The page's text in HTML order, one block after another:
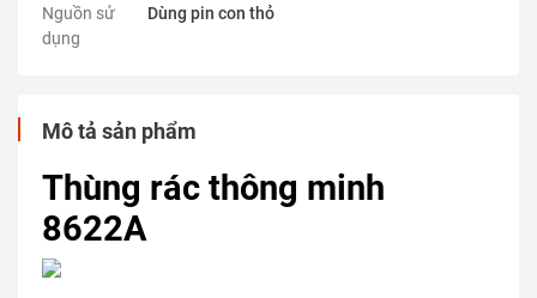
Nguồn sử
dụng
Dùng pin con thỏ
Mô tả sản phẩm
Thùng rác thông minh
8622A